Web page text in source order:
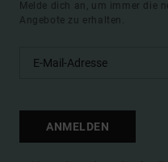
Melde dich an, um immer die
Angebote zu erhalten.
ANMELDEN